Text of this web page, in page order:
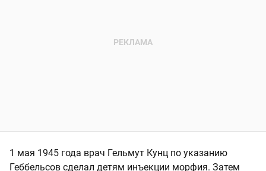
1 мая 1945 года врач Гельмут Кунц по указанию
Геббельсов сделал детям инъекции морфия. Затем